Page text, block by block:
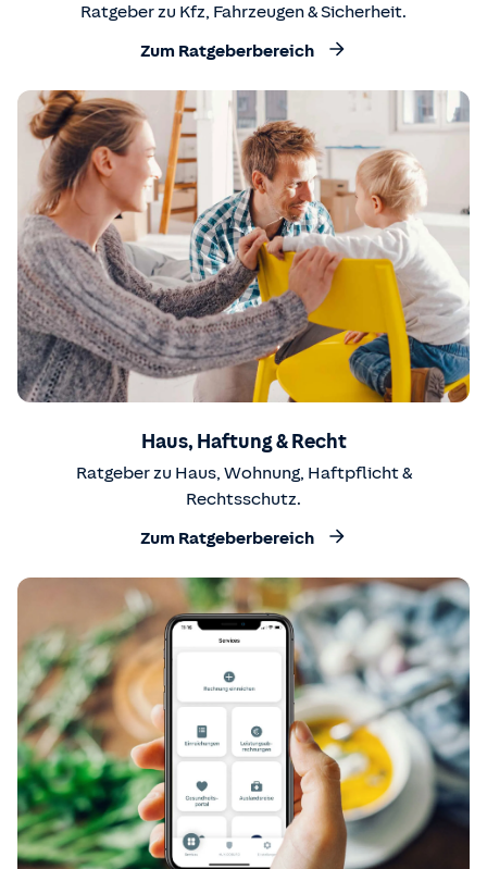
Ratgeber zu Kfz, Fahrzeugen & Sicherheit.
Zum Ratgeberbereich
Haus, Haftung & Recht
Ratgeber zu Haus, Wohnung, Haftpflicht &
Rechtsschutz.
Zum Ratgeberbereich